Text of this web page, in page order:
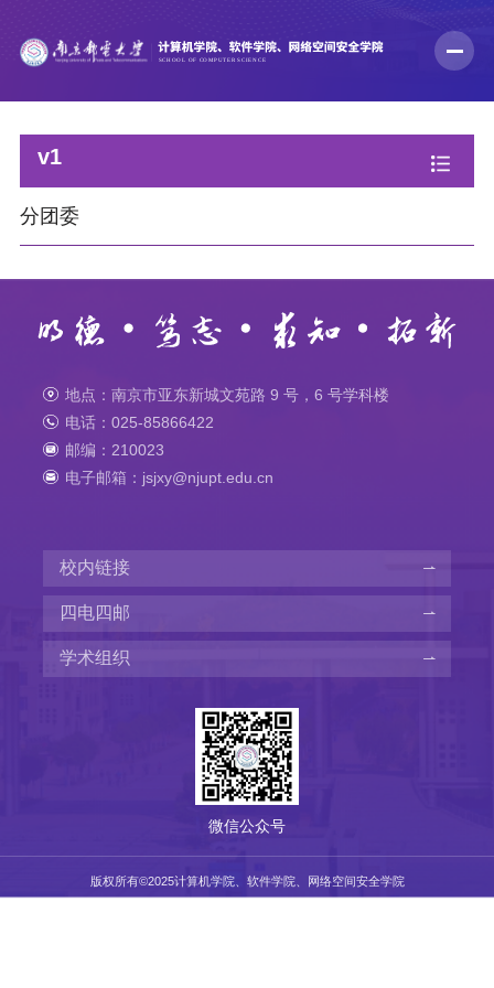
v1
分团委
地点：南京市亚东新城文苑路 9 号，6 号学科楼
电话：025-85866422
邮编：210023
电子邮箱：jsjxy@njupt.edu.cn
校内链接
四电四邮
学术组织
微信公众号
版权所有©️2025计算机学院、软件学院、网络空间安全学院